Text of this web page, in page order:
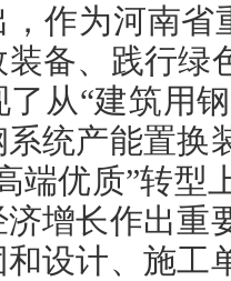
，作为河南省
备、践行绿
从“建筑用
统产能置换
端优质”转型
增长作出重
设计、施工